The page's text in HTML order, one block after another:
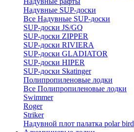
Надувные SUP-доски
Все Надувные SUP-доски
SUP-доски JS/GQ
SUP-доски ZIPPER
SUP-доски RIVIERA
SUP-доски GLADIATOR
SUP-доски HIPER
SUP-доски Skatinger
Полипропиленовые лодки
Все Полипропиленовые лодки
Swimmer
Roger
Striker
Надувной плот палатка polar bird